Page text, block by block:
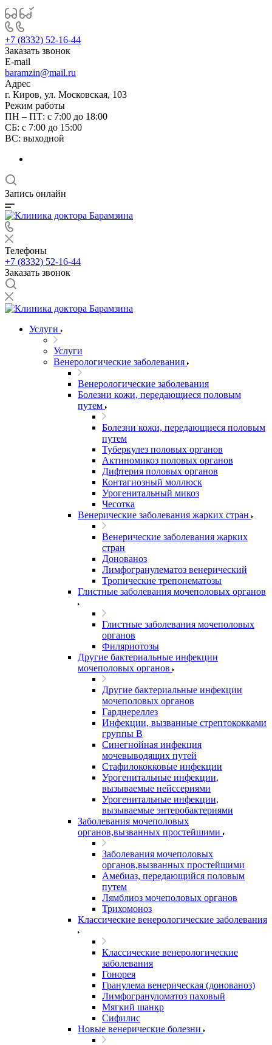
+7 (8332) 52-16-44
Заказать звонок
E-mail
baramzin@mail.ru
Адрес
г. Киров, ул. Московская, 103
Режим работы
ПН – ПТ: с 7:00 до 18:00
СБ: с 7:00 до 15:00
ВС: выходной
Запись онлайн
Телефоны
+7 (8332) 52-16-44
Заказать звонок
Услуги
Услуги
Венерологические заболевания
Венерологические заболевания
Болезни кожи, передающиеся половым
путем
Болезни кожи, передающиеся половым
путем
Туберкулез половых органов
Актиномикоз половых органов
Дифтерия половых органов
Контагиозный моллюск
Урогенитальный микоз
Чесотка
Венерические заболевания жарких стран
Венерические заболевания жарких
стран
Донованоз
Лимфогранулематоз венерический
Тропические трепонематозы
Глистные заболевания мочеполовых органов
Глистные заболевания мочеполовых
органов
Филяриотозы
Другие бактериальные инфекции
мочеполовых органов
Другие бактериальные инфекции
мочеполовых органов
Гарднереллез
Инфекции, вызванные стрептококками
группы В
Синегнойная инфекция
мочевыводящих путей
Стафилококковые инфекции
Урогенитальные инфекции,
вызываемые нейссериями
Урогенитальные инфекции,
вызываемые энтеробактериями
Заболевания мочеполовых
органов,вызванных простейшими
Заболевания мочеполовых
органов,вызванных простейшими
Амебиаз, передающийся половым
путем
Лямблиоз мочеполовых органов
Трихомоноз
Классические венерологические заболевания
Классические венерологические
заболевания
Гонорея
Гранулема венерическая (донованоз)
Лимфогрануломатоз паховый
Мягкий шанкр
Сифилис
Новые венерические болезни